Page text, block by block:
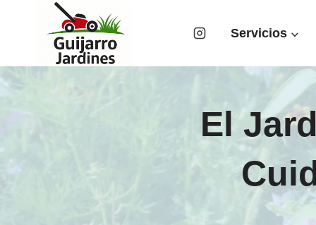
contenido
Servicios
El